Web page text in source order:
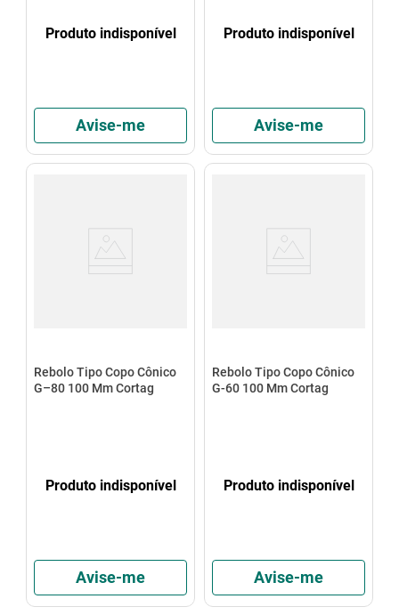
Produto indisponível
Avise-me
Produto indisponível
Avise-me
Rebolo Tipo Copo Cônico
G–80 100 Mm Cortag
Produto indisponível
Avise-me
Rebolo Tipo Copo Cônico
G-60 100 Mm Cortag
Produto indisponível
Avise-me